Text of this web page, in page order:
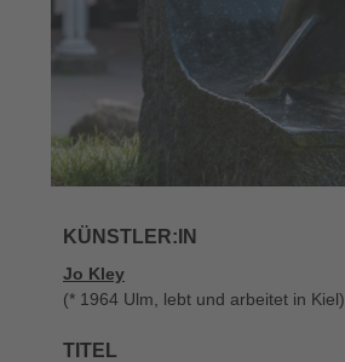
KÜNSTLER:IN
Jo Kley
(* 1964 Ulm, lebt und arbeitet in Kiel)
TITEL